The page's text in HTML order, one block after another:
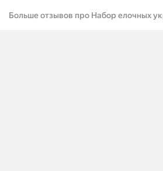
Больше отзывов про Набор елочных